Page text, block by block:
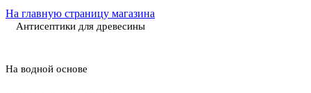
На главную страницу магазина
Антисептики для древесины
На водной основе